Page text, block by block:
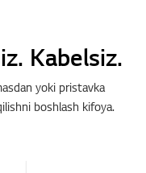
Kabelsiz.
yoki pristavka
boshlash kifoya.